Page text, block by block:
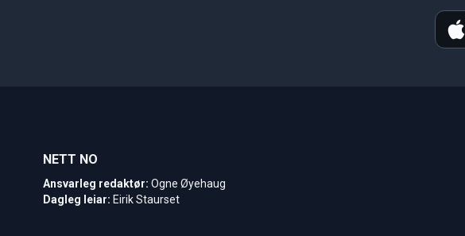
NETT NO
Ansvarleg redaktør: Ogne Øyehaug
Dagleg leiar: Eirik Staurset